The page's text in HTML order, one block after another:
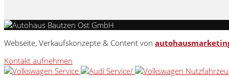
Webseite, Verkaufskonzepte & Content von
Kontakt aufnehmen